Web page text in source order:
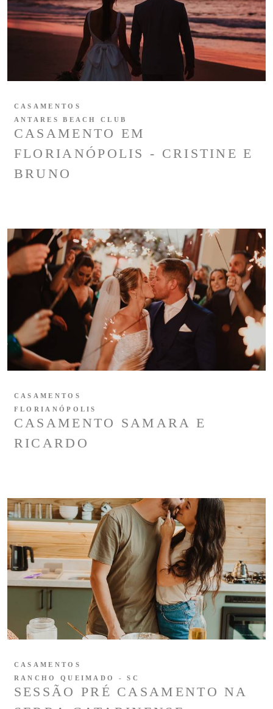
CASAMENTO EM
FLORIANÓPOLIS - CRISTINE E
BRUNO
CASAMENTOS
ANTARES BEACH CLUB
CASAMENTO SAMARA E
RICARDO
CASAMENTOS
FLORIANÓPOLIS
SESSÃO PRÉ CASAMENTO NA
CASAMENTOS
RANCHO QUEIMADO - SC